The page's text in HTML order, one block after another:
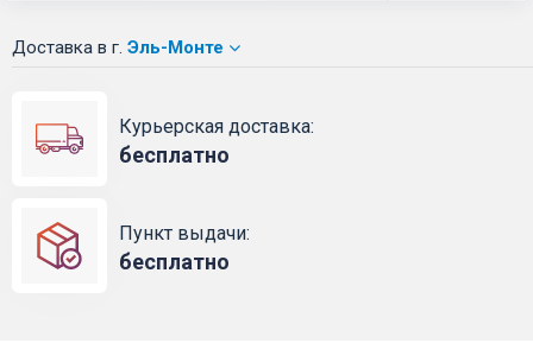
Доставка в г. Эль-Монте
Курьерская доставка:
бесплатно
Пункт выдачи:
бесплатно